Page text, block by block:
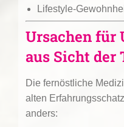
Lifestyle-
Ursachen für
aus Sicht der
Die fernöstliche
alten
anders: